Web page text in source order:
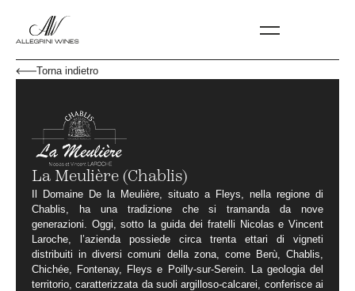
Torna indietro
La Meulière (Chablis)
Il Domaine De la Meulière, situato a Fleys, nella regione di
Chablis, ha una tradizione che si tramanda da nove
generazioni. Oggi, sotto la guida dei fratelli Nicolas e Vincent
Laroche, l’azienda possiede circa trenta ettari di vigneti
distribuiti in diversi comuni della zona, come Berù, Chablis,
Chichée, Fontenay, Fleys e Poilly-sur-Serein. La geologia del
territorio, caratterizzata da suoli argilloso-calcarei, conferisce ai